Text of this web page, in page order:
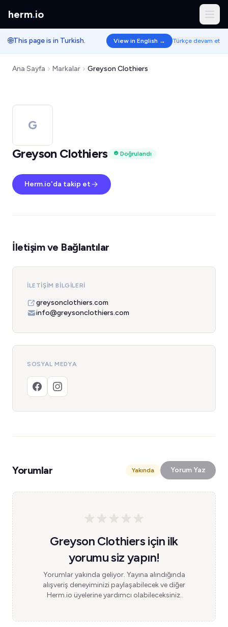
herm.io
🌐This page is in Turkish. View in English → Türkçe devam et
Ana Sayfa Markalar Greyson Clothiers
G
Greyson Clothiers
Doğrulandı
Herm.io'da takip et
İletişim ve Bağlantılar
İLETIŞIM BILGILERI
greysonclothiers.com
info@greysonclothiers.com
SOSYAL MEDYA
Yorumlar Yakında Yorum Yaz
Greyson Clothiers için ilk
yorumu siz yapın!
Yorumlar yakında geliyor. Yayına alındığında
alışveriş deneyiminizi paylaşabilecek ve diğer
Herm.io üyelerine yardımcı olabileceksiniz.